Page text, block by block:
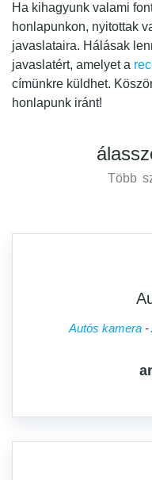
Ha kihagyunk valami
honlapunkon, nyitottak
javaslataira. Hálásak
javaslatért, amelyet a
címünkre küldhet.
honlapunk iránt!
Több
Autós kamera